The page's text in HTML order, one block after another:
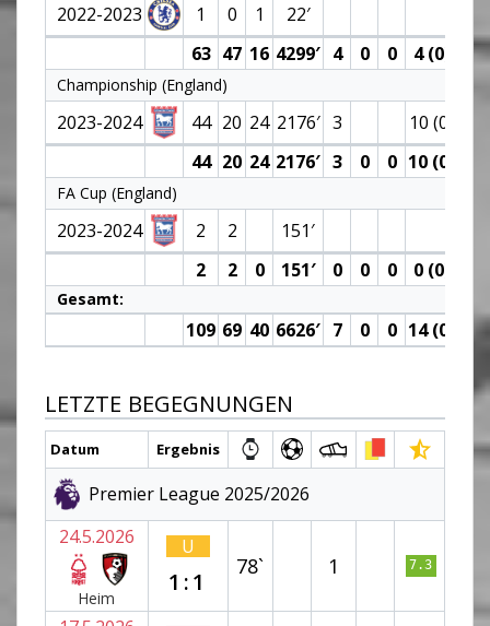
2022-2023
1 0 1
22′
63 47 16 4299′ 4 0 0 4 (0) 7
Championship (England)
2023-2024 44 20 24 2176′ 3 10 (0)
44 20 24 2176′ 3 0 0 10 (0)
FA Cup (England)
2023-2024 2 2
151′
2
2 0 151′ 0 0 0 0 (0)
Gesamt:
109 69 40 6626′ 7 0 0 14 (0) 12
LETZTE BEGEGNUNGEN
Datum Ergebnis
Premier League 2025/2026
24.5.2026
Heim
U
1:1
78` 1 7.3